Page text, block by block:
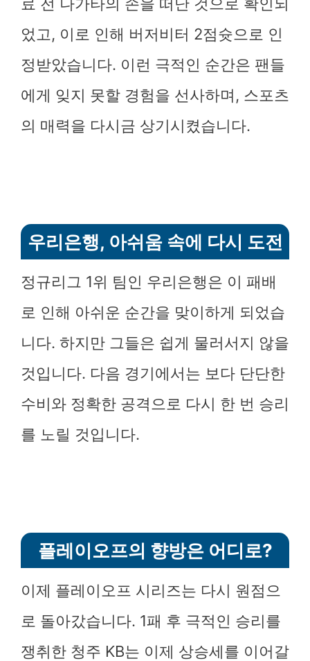
었고, 이로 인해 버저비터 2점슛으로 인
정받았습니다. 이런 극적인 순간은 팬들
에게 잊지 못할 경험을 선사하며, 스포츠
의 매력을 다시금 상기시켰습니다.
우리은행, 아쉬움 속에 다시 도전
정규리그 1위 팀인 우리은행은 이 패배
로 인해 아쉬운 순간을 맞이하게 되었습
니다. 하지만 그들은 쉽게 물러서지 않을
것입니다. 다음 경기에서는 보다 단단한
수비와 정확한 공격으로 다시 한 번 승리
를 노릴 것입니다.
플레이오프의 향방은 어디로?
이제 플레이오프 시리즈는 다시 원점으
로 돌아갔습니다. 1패 후 극적인 승리를
쟁취한 청주 KB는 이제 상승세를 이어갈